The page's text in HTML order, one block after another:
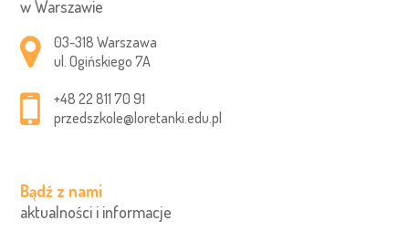
w Warszawie
Adres pocztowy:
03-318 Warszawa
ul. Ogińskiego 7A
+48 22 811 70 91
przedszkole@loretanki.edu.pl
Bądź z nami
aktualności i informacje